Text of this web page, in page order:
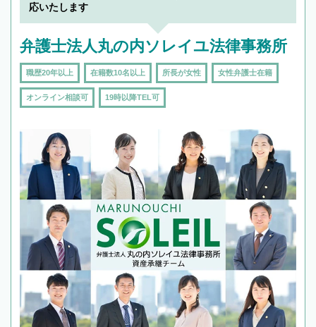
応いたします
弁護士法人丸の内ソレイユ法律事務所
職歴20年以上 在籍数10名以上 所長が女性 女性弁護士在籍
オンライン相談可 19時以降TEL可